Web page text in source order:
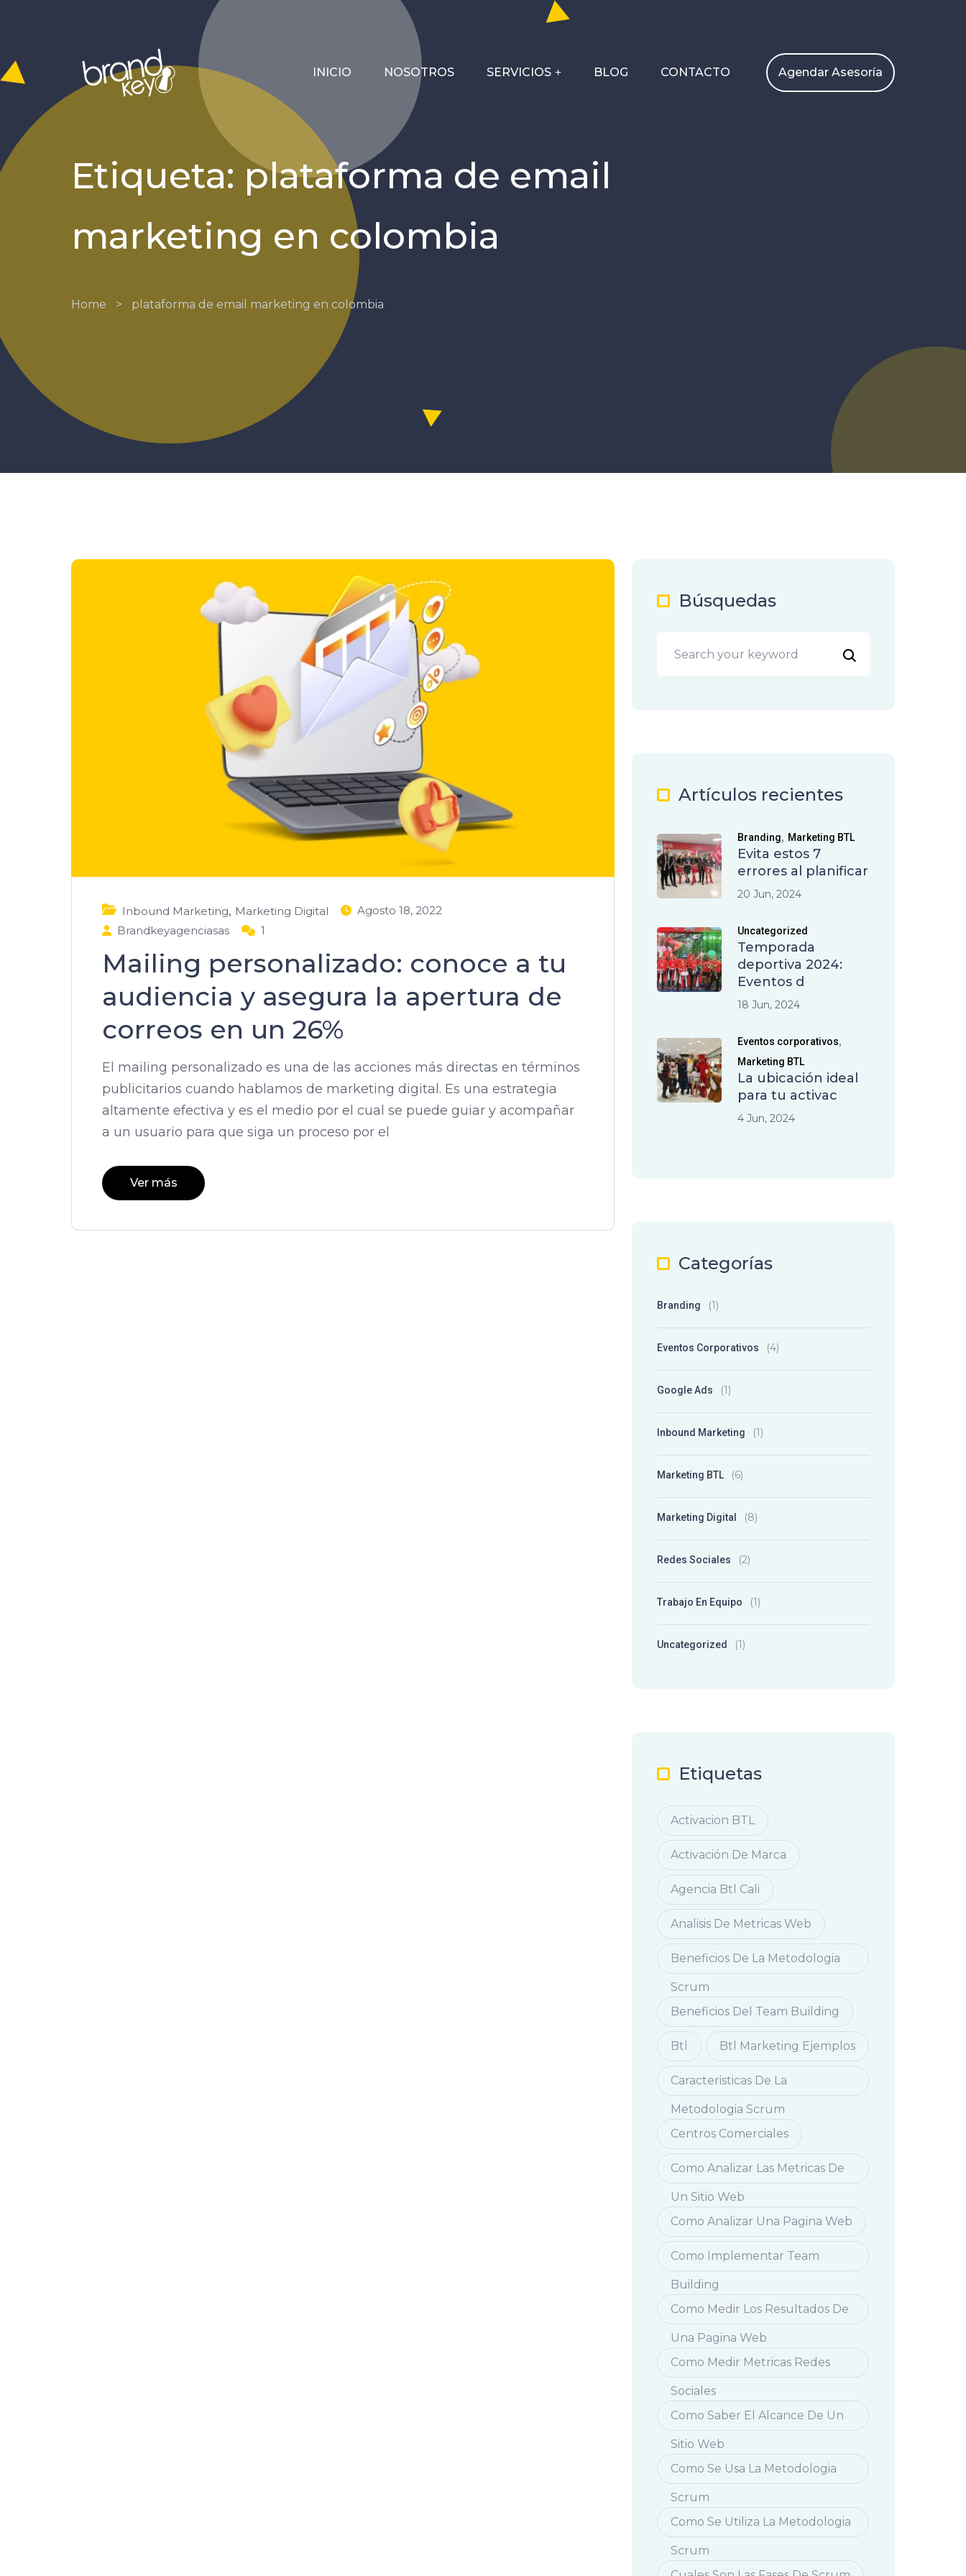
INICIO NOSOTROS SERVICIOS BLOG CONTACTO Agendar Asesoría
Etiqueta: plataforma de email
marketing en colombia
Home > plataforma de email marketing en colombia
Inbound Marketing, Marketing Digital
Agosto 18, 2022
Brandkeyagenciasas
1
Mailing personalizado: conoce a tu
audiencia y asegura la apertura de
correos en un 26%
El mailing personalizado es una de las acciones más directas en términos
publicitarios cuando hablamos de marketing digital. Es una estrategia
altamente efectiva y es el medio por el cual se puede guiar y acompañar
a un usuario para que siga un proceso por el
Ver más
Búsquedas
Artículos recientes
Branding, Marketing BTL
Evita estos 7
errores al planificar
20 Jun, 2024
Uncategorized
Temporada
deportiva 2024:
Eventos d
18 Jun, 2024
Eventos corporativos,
Marketing BTL
La ubicación ideal
para tu activac
4 Jun, 2024
Categorías
Branding (1)
Eventos Corporativos (4)
Google Ads (1)
Inbound Marketing (1)
Marketing BTL (6)
Marketing Digital (8)
Redes Sociales (2)
Trabajo En Equipo (1)
Uncategorized (1)
Etiquetas
Activacion BTL
Activación De Marca
Agencia Btl Cali
Analisis De Metricas Web
Beneficios De La Metodologia
Scrum
Beneficios Del Team Building
Btl Btl Marketing Ejemplos
Caracteristicas De La
Metodologia Scrum
Centros Comerciales
Como Analizar Las Metricas De
Un Sitio Web
Como Analizar Una Pagina Web
Como Implementar Team
Building
Como Medir Los Resultados De
Una Pagina Web
Como Medir Metricas Redes
Sociales
Como Saber El Alcance De Un
Sitio Web
Como Se Usa La Metodologia
Scrum
Como Se Utiliza La Metodologia
Scrum